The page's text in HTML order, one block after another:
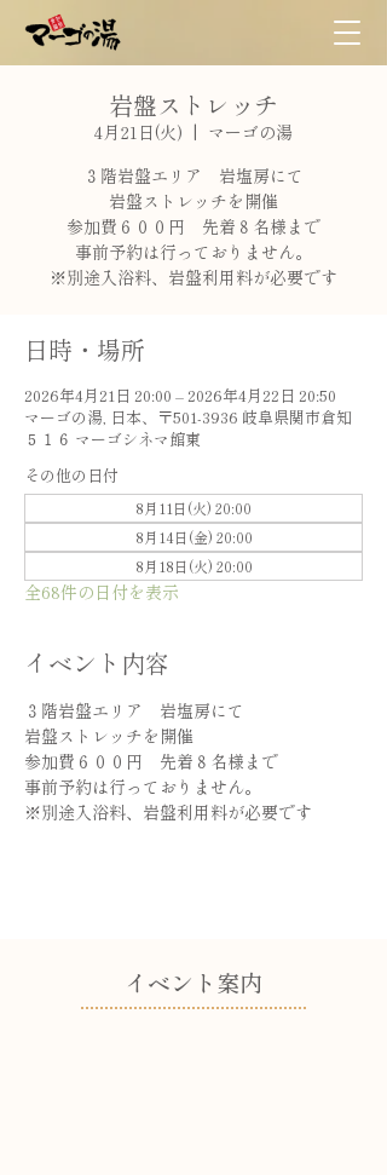
岩盤ストレッチ
4月21日(火)
  |
マーゴの湯
３階岩盤エリア 岩塩房にて
岩盤ストレッチを開催
参加費６００円 先着８名様まで
事前予約は行っておりません。
※別途入浴料、岩盤利用料が必要です
日時・場所
2026年4月21日 20:00 – 2026年4月22日 20:50
マーゴの湯, 日本、〒501-3936 岐阜県関市倉知
５１６ マーゴシネマ館東
その他の日付
8月11日(火) 20:00
8月14日(金) 20:00
8月18日(火) 20:00
全68件の日付を表示
イベント内容
３階岩盤エリア　岩塩房にて
岩盤ストレッチを開催
参加費６００円　先着８名様まで
事前予約は行っておりません。
※別途入浴料、岩盤利用料が必要です
​イベント案内